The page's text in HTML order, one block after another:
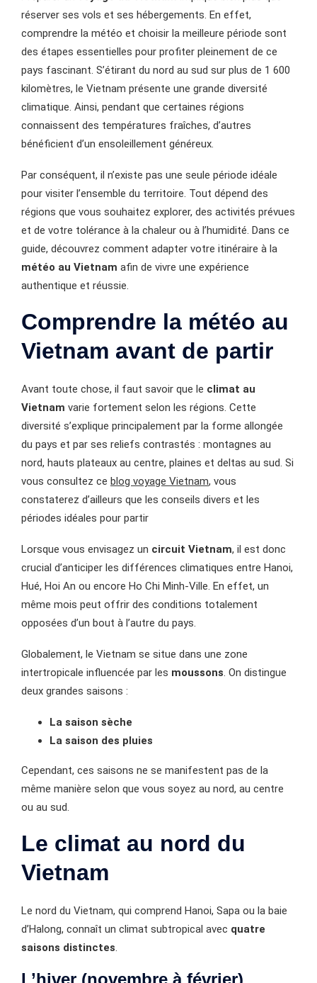
réserver ses vols et ses hébergements. En effet,
comprendre la météo et choisir la meilleure période sont
des étapes essentielles pour profiter pleinement de ce
pays fascinant. S’étirant du nord au sud sur plus de 1 600
kilomètres, le Vietnam présente une grande diversité
climatique. Ainsi, pendant que certaines régions
connaissent des températures fraîches, d’autres
bénéficient d’un ensoleillement généreux.
Par conséquent, il n’existe pas une seule période idéale
pour visiter l’ensemble du territoire. Tout dépend des
régions que vous souhaitez explorer, des activités prévues
et de votre tolérance à la chaleur ou à l’humidité. Dans ce
guide, découvrez comment adapter votre itinéraire à la
météo au Vietnam afin de vivre une expérience
authentique et réussie.
Comprendre la météo au
Vietnam avant de partir
Avant toute chose, il faut savoir que le climat au
Vietnam varie fortement selon les régions. Cette
diversité s’explique principalement par la forme allongée
du pays et par ses reliefs contrastés : montagnes au
nord, hauts plateaux au centre, plaines et deltas au sud. Si
vous consultez ce blog voyage Vietnam, vous
constaterez d’ailleurs que les conseils divers et les
périodes idéales pour partir
Lorsque vous envisagez un circuit Vietnam, il est donc
crucial d’anticiper les différences climatiques entre Hanoi,
Hué, Hoi An ou encore Ho Chi Minh-Ville. En effet, un
même mois peut offrir des conditions totalement
opposées d’un bout à l’autre du pays.
Globalement, le Vietnam se situe dans une zone
intertropicale influencée par les moussons. On distingue
deux grandes saisons :
La saison sèche
La saison des pluies
Cependant, ces saisons ne se manifestent pas de la
même manière selon que vous soyez au nord, au centre
ou au sud.
Le climat au nord du
Vietnam
Le nord du Vietnam, qui comprend Hanoi, Sapa ou la baie
d’Halong, connaît un climat subtropical avec quatre
saisons distinctes.
L’hiver (novembre à février)